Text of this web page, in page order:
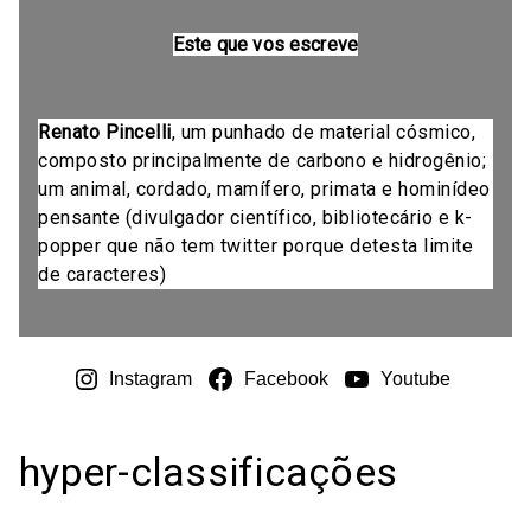
Este que vos escreve
Renato Pincelli, um punhado de material cósmico,
composto principalmente de carbono e hidrogênio;
um animal, cordado, mamífero, primata e hominídeo
pensante (divulgador científico, bibliotecário e k-
popper que não tem twitter porque detesta limite
de caracteres)
Instagram Facebook Youtube
hyper-classificações